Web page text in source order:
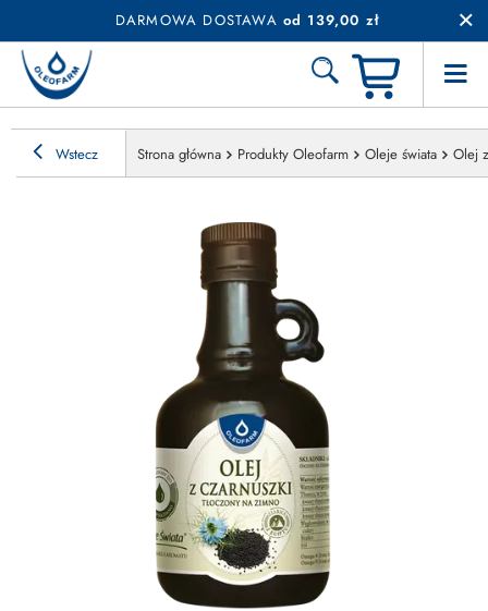
DARMOWA DOSTAWA od 139,00 zł
Wstecz Strona główna Produkty Oleofarm Oleje świata Olej